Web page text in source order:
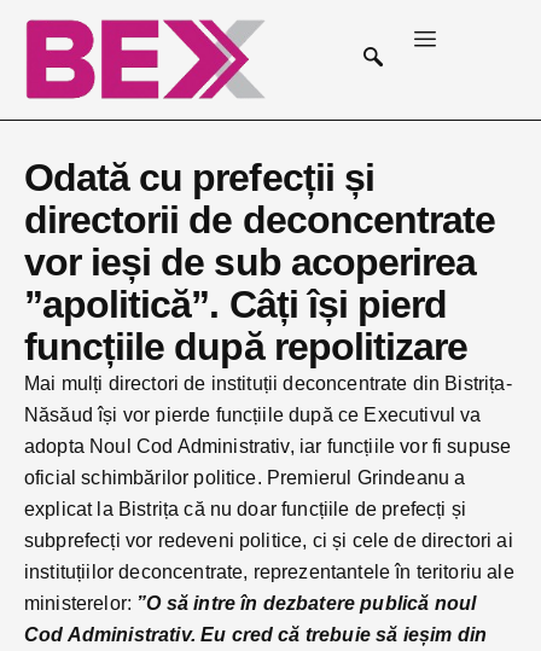
Odată cu prefecții și
directorii de deconcentrate
vor ieși de sub acoperirea
”apolitică”. Câți își pierd
funcțiile după repolitizare
Mai mulți directori de instituții deconcentrate din Bistrița-
Năsăud își vor pierde funcțiile după ce Executivul va
adopta Noul Cod Administrativ, iar funcțiile vor fi supuse
oficial schimbărilor politice. Premierul Grindeanu a
explicat la Bistrița că nu doar funcțiile de prefecți și
subprefecți vor redeveni politice, ci și cele de directori ai
instituțiilor deconcentrate, reprezentantele în teritoriu ale
ministerelor: ”O să intre în dezbatere publică noul
Cod Administrativ. Eu cred că trebuie să ieșim din